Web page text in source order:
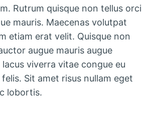
Rutrum quisque non tellus orci
mauris. Maecenas volutpat
etiam erat velit. Quisque non
augue mauris augue
lacus viverra vitae congue eu
Sit amet risus nullam eget
lobortis.